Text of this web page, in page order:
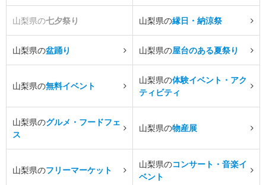
山梨県の七夕祭り 山梨県の縁日・納涼祭
山梨県の盆踊り 山梨県の屋台のある夏祭り
山梨県の無料イベント
山梨県の体験イベント・アク
ティビティ
山梨県のグルメ・フードフェ
ス
山梨県の物産展
山梨県のフリーマーケット
山梨県のコンサート・音楽イ
ベント